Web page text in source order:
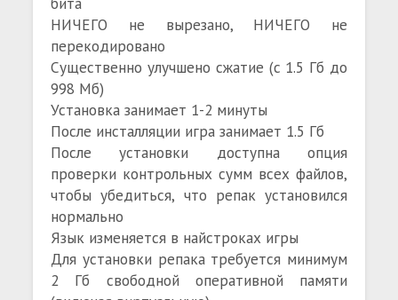
НИЧЕГО не вырезано, НИЧЕГО не
перекодировано
Существенно улучшено сжатие (с 1.5 Гб до
998 Мб)
Установка занимает 1-2 минуты
После инсталляции игра занимает 1.5 Гб
После установки доступна опция
проверки контрольных сумм всех файлов,
чтобы убедиться, что репак установился
нормально
Язык изменяется в найстроках игры
Для установки репака требуется минимум
2 Гб свободной оперативной памяти